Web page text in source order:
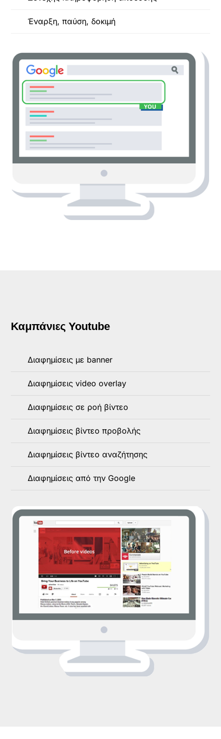
Έναρξη, παύση, δοκιμή
Καμπάνιες Youtube
Διαφημίσεις με banner
Διαφημίσεις video overlay
Διαφημίσεις σε ροή βίντεο
Διαφημίσεις βίντεο προβολής
Διαφημίσεις βίντεο αναζήτησης
Διαφημίσεις από την Google